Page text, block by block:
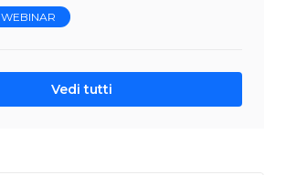
WEBINAR
Vedi tutti